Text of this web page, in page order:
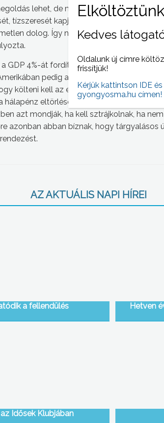
lehet, de mivel nyugaton, ha
tízszeresét kapja az itteni fizetésének.
dolog. Így nem lehet megfogni.
GDP 4%-át fordítják csupán az
pedig a GDP 15-16%. Az Orvos
költeni kell az egészségügyre, mert az
hálapénz eltörléséről, vagy az orvosok
azt mondják, ha kell sztrájkolnak, ha
azonban abban bíznak, hogy
AZ AKTUÁLIS NAPI HÍREI
a fellendülés Hetven
Idősek Klubjában
Kedves
Oldalunk új címre
frissítjük!
Kérjük kattintson IDE
gyongyosma.hu címen!